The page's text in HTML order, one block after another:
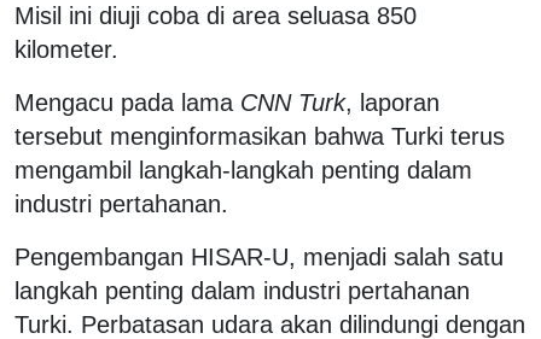
Misil ini diuji coba di area seluasa 850
kilometer.
Mengacu pada lama CNN Turk, laporan
tersebut menginformasikan bahwa Turki terus
mengambil langkah-langkah penting dalam
industri pertahanan.
Pengembangan HISAR-U, menjadi salah satu
langkah penting dalam industri pertahanan
Turki. Perbatasan udara akan dilindungi dengan